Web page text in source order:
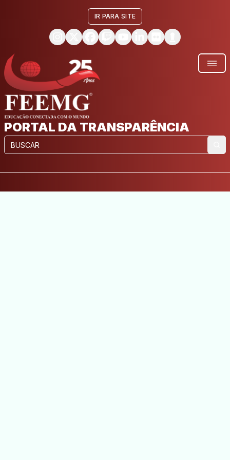
IR PARA SITE
PORTAL DA TRANSPARÊNCIA